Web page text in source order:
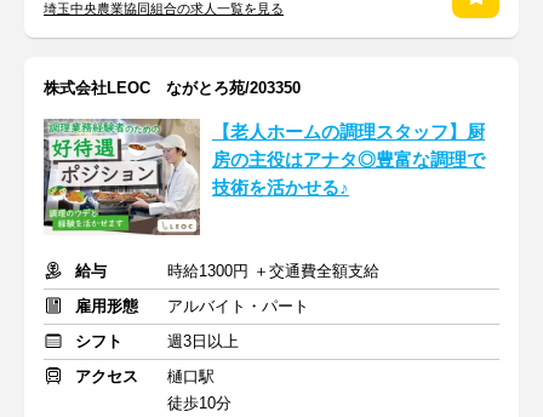
埼玉中央農業協同組合の求人一覧を見る
株式会社LEOC ながとろ苑/203350
【老人ホームの調理スタッフ】厨
房の主役はアナタ◎豊富な調理で
技術を活かせる♪
給与
時給1300円 ＋交通費全額支給
雇用形態
アルバイト・パート
シフト
週3日以上
アクセス
樋口駅
徒歩10分